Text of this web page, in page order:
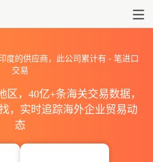
度的供应商，此公司累计有 - 笔进口
交易
区，40亿+条海关交易数据，
，实时追踪海外企业贸易动
态